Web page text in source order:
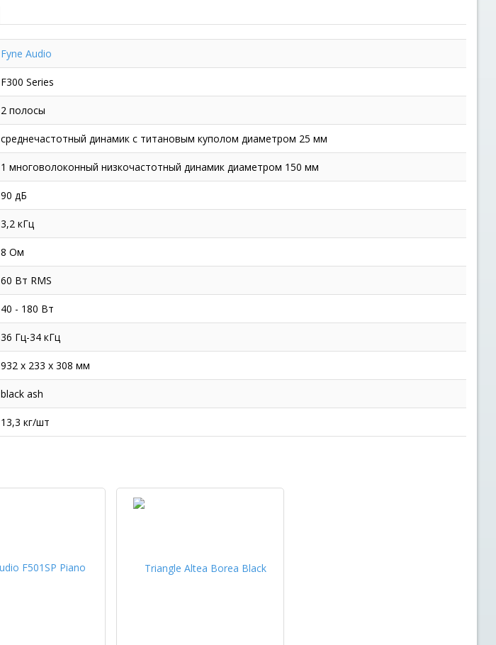
Fyne Audio
F300 Series
2 полосы
среднечастотный динамик с титановым куполом диаметром 25 мм
1 многоволоконный низкочастотный динамик диаметром 150 мм
90 дБ
3,2 кГц
8 Ом
60 Вт RMS
40 - 180 Вт
36 Гц-34 кГц
932 x 233 x 308 мм
black ash
13,3 кг/шт